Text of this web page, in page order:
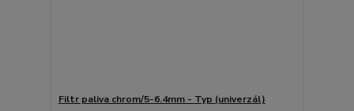
Filtr paliva chrom/5-6.4mm - Typ (univerzál)